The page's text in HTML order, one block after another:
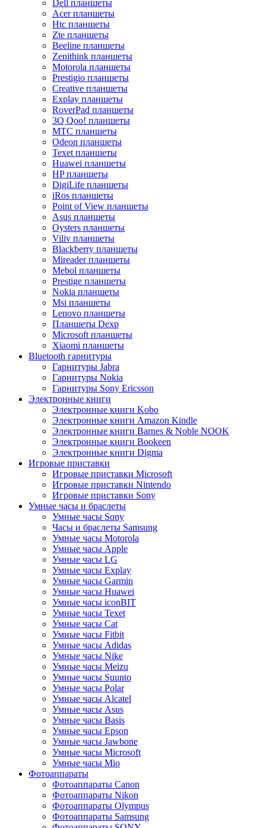
Dell планшеты
Acer планшеты
Htc планшеты
Zte планшеты
Beeline планшеты
Zenithink планшеты
Motorola планшеты
Prestigio планшеты
Creative планшеты
Explay планшеты
RoverPad планшеты
3Q Qoo! планшеты
MTC планшеты
Odeon планшеты
Texet планшеты
Huawei планшеты
HP планшеты
DigiLife планшеты
iRos планшеты
Point of View планшеты
Asus планшеты
Oysters планшеты
Viliv планшеты
Blackberry планшеты
Mireader планшеты
Mebol планшеты
Prestige планшеты
Nokia планшеты
Msi планшеты
Lenovo планшеты
Планшеты Dexp
Microsoft планшеты
Xiaomi планшеты
Bluetooth гарнитуры
Гарнитуры Jabra
Гарнитуры Nokia
Гарнитуры Sony Ericsson
Электронные книги
Электронные книги Kobo
Электронные книги Amazon Kindle
Электронные книги Barnes & Noble NOOK
Электронные книги Bookeen
Электронные книги Digma
Игровые приставки
Игровые приставки Microsoft
Игровые приставки Nintendo
Игровые приставки Sony
Умные часы и браслеты
Умные часы Sony
Часы и браслеты Samsung
Умные часы Motorola
Умные часы Apple
Умные часы LG
Умные часы Explay
Умные часы Garmin
Умные часы Huawei
Умные часы iconBIT
Умные часы Texet
Умные часы Cat
Умные часы Fitbit
Умные часы Adidas
Умные часы Nike
Умные часы Meizu
Умные часы Suunto
Умные часы Polar
Умные часы Alcatel
Умные часы Asus
Умные часы Basis
Умные часы Epson
Умные часы Jawbone
Умные часы Microsoft
Умные часы Mio
Фотоаппараты
Фотоаппараты Canon
Фотоаппараты Nikon
Фотоаппараты Olympus
Фотоаппараты Samsung